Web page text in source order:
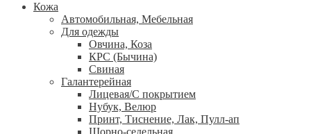
Кожа
Автомобильная, Мебельная
Для одежды
Овчина, Коза
КРС (Бычина)
Свиная
Галантерейная
Лицевая/С покрытием
Нубук, Велюр
Принт, Тиснение, Лак, Пулл-ап
Шорно-седельная